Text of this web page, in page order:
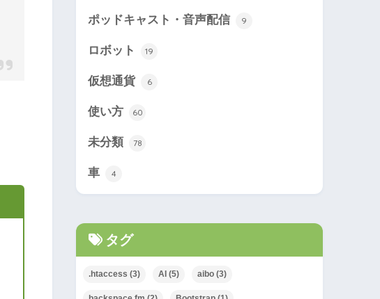
ポッドキャスト・音声配信 9
ロボット 19
仮想通貨 6
使い方 60
未分類 78
車 4
タグ
.htaccess (3) AI (5) aibo (3)